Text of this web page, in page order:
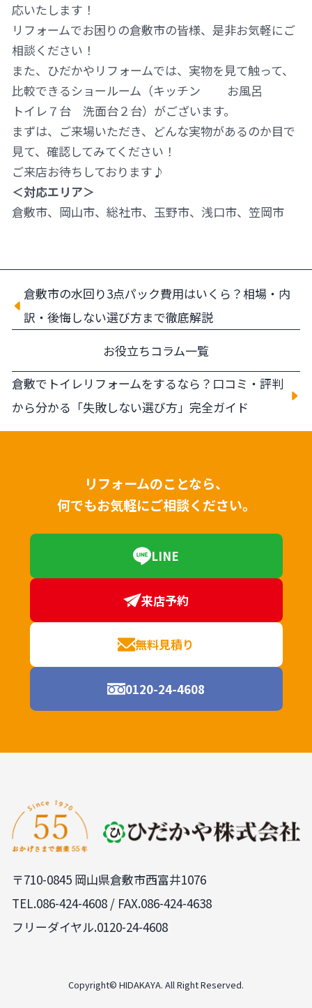
応いたします！
リフォームでお困りの倉敷市の皆様、是非お気軽にご
相談ください！
また、ひだかやリフォームでは、実物を見て触って、
比較できるショールーム（キッチン お風呂
トイレ７台 洗面台２台）がございます。
まずは、ご来場いただき、どんな実物があるのか目で
見て、確認してみてください！
ご来店お待ちしております♪
＜対応エリア＞
倉敷市、岡山市、総社市、玉野市、浅口市、笠岡市
倉敷市の水回り3点パック費用はいくら？相場・内
訳・後悔しない選び方まで徹底解説
お役立ちコラム一覧
倉敷でトイレリフォームをするなら？口コミ・評判
から分かる「失敗しない選び方」完全ガイド
リフォームのことなら、
何でもお気軽にご相談ください。
LINE
来店予約
無料見積り
0120-24-4608
〒710-0845 岡山県倉敷市西富井1076
TEL.086-424-4608 / FAX.086-424-4638
フリーダイヤル.0120-24-4608
Copyright© HIDAKAYA. All Right Reserved.